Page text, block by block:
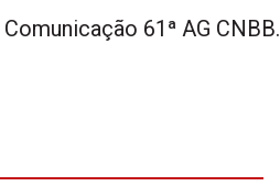
61ª AG CNBB.